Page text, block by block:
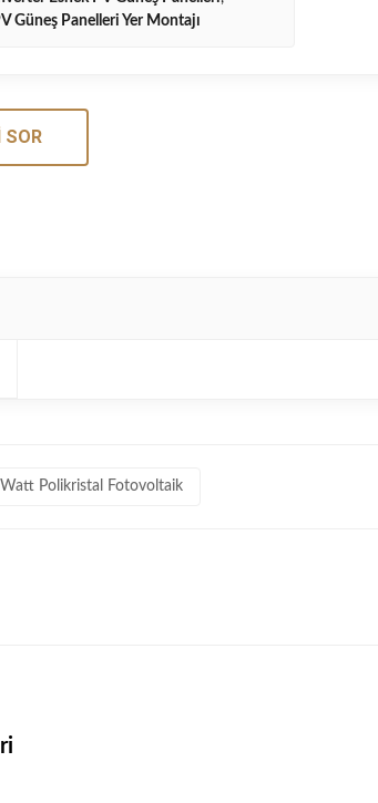
Güneş Panelleri Yer Montajı
SOR
Polikristal Fotovoltaik